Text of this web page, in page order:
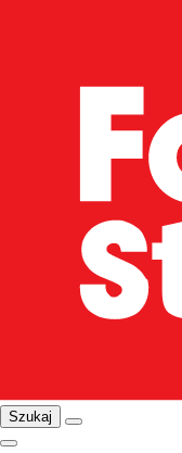
Szukaj